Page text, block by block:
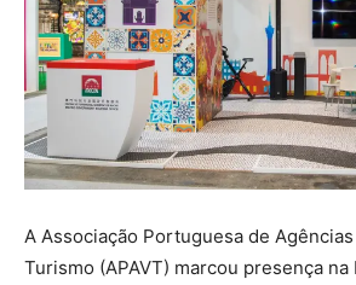
A Associação Portuguesa de
Turismo (APAVT) marcou presença na